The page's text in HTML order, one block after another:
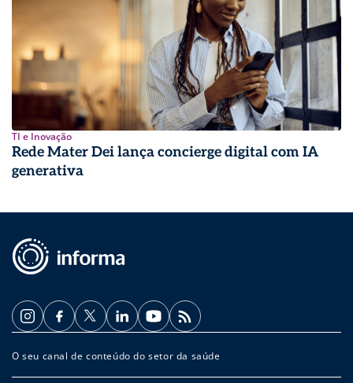
TI e Inovação
Rede Mater Dei lança concierge digital com IA
generativa
O seu canal de conteúdo do setor da saúde